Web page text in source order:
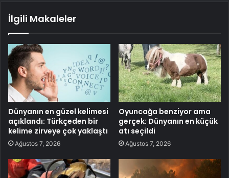
İlgili Makaleler
Dünyanın en güzel kelimesi
açıklandı: Türkçeden bir
kelime zirveye çok yaklaştı
Ağustos 7, 2026
Oyuncağa benziyor ama
gerçek: Dünyanın en küçük
atı seçildi
Ağustos 7, 2026